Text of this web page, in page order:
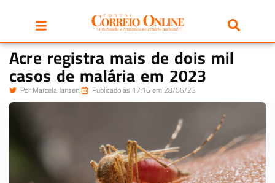
Acre registra mais de dois mil
casos de malária em 2023
PorMarcela Jansen Publicado às 17:16 em 28/06/23